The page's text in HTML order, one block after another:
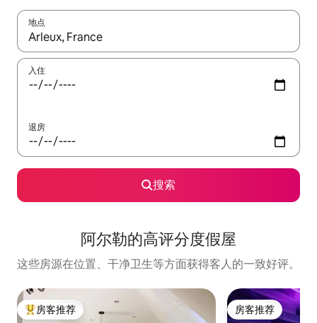
地点
如有搜索结果，请使用上下方向键查看，或通过点击或滑动手势
入住
退房
搜索
阿尔勒的高评分度假屋
这些房源在位置、干净卫生等方面获得客人的一致好评。
热门「房客推荐」
房客推荐 房客推荐
房客推荐